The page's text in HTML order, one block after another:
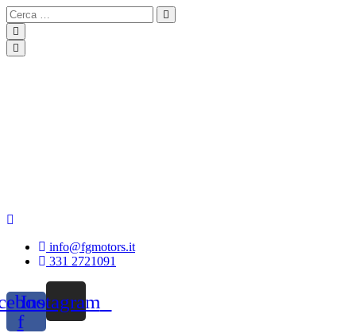
info@fgmotors.it
331 2721091
f
Instagram